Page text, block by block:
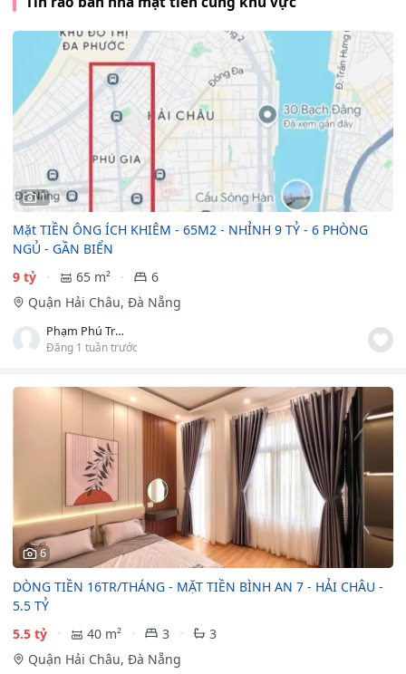
1
Mặt TIỀN ÔNG ÍCH KHIÊM - 65M2 - NHỈNH 9 TỶ - 6 PHÒNG
NGỦ - GẦN BIỂN
9 tỷ
65 m²
6
Quận Hải Châu, Đà Nẵng
Phạm Phú Trọng
Đăng 1 tuần trước
6
DÒNG TIỀN 16TR/THÁNG - MẶT TIỀN BÌNH AN 7 - HẢI CHÂU -
5.5 TỶ
5.5 tỷ
40 m² 3
3
Quận Hải Châu, Đà Nẵng